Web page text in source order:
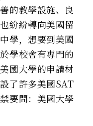
的教學設施、良
紛紛轉向美國留
學，想要到美國
學校會有專門的
國大學的申請材
了許多美國SAT
要問：美國大學